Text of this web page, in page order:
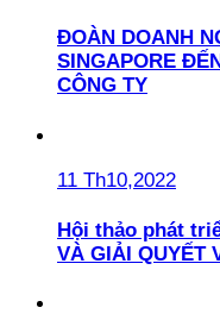
ĐOÀN DOANH
SINGAPORE
CÔNG TY
11 Th10,2022
Hội thảo phát
VÀ GIẢI QUYẾT